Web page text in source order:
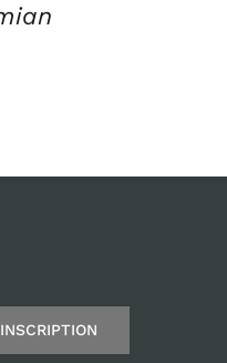
INSCRIPTION